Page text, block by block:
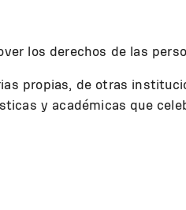
los derechos de las
propias, de otras
y académicas que